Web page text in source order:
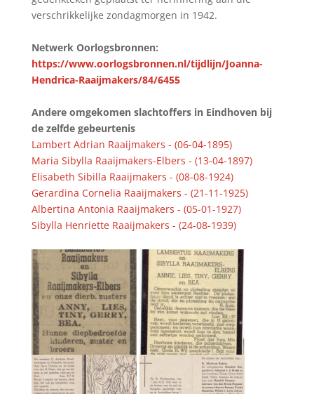
verschrikkelijke zondagmorgen in 1942.
Netwerk Oorlogsbronnen:
https://www.oorlogsbronnen.nl/tijdlijn/Joanna-
Hendrica-Raaijmakers/84/6455
Andere omgekomen slachtoffers in Eindhoven bij
de zelfde gebeurtenis
Lambert Adrian Raaijmakers - (06-04-1895)
Maria Sibylla Raaijmakers-Elbers - (13-04-1897)
Elisabeth Sibilla Raaijmakers - (08-08-1924)
Gerardina Cornelia Raaijmakers - (21-11-1925)
Albertina Antonia Raaijmakers - (05-01-1927)
Sibylla Henriette Raaijmakers - (24-08-1939)